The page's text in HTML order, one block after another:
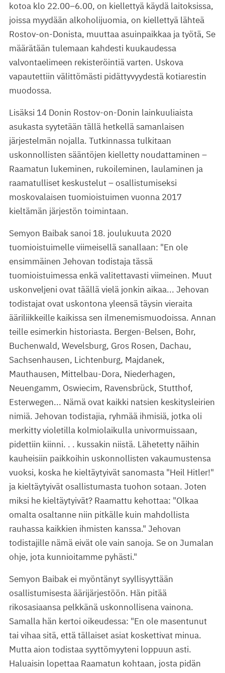
kotoa klo 22.00–6.00, on kiellettyä käydä laitoksissa,
joissa myydään alkoholijuomia, on kiellettyä lähteä
Rostov-on-Donista, muuttaa asuinpaikkaa ja työtä, Se
määrätään tulemaan kahdesti kuukaudessa
valvontaelimeen rekisteröintiä varten. Uskova
vapautettiin välittömästi pidättyvyydestä kotiarestin
muodossa.
Lisäksi 14 Donin Rostov-on-Donin lainkuuliaista
asukasta syytetään tällä hetkellä samanlaisen
järjestelmän nojalla. Tutkinnassa tulkitaan
uskonnollisten sääntöjen kielletty noudattaminen –
Raamatun lukeminen, rukoileminen, laulaminen ja
raamatulliset keskustelut – osallistumiseksi
moskovalaisen tuomioistuimen vuonna 2017
kieltämän järjestön toimintaan.
Semyon Baibak sanoi 18. joulukuuta 2020
tuomioistuimelle viimeisellä sanallaan: "En ole
ensimmäinen Jehovan todistaja tässä
tuomioistuimessa enkä valitettavasti viimeinen. Muut
uskonveljeni ovat täällä vielä jonkin aikaa... Jehovan
todistajat ovat uskontona yleensä täysin vieraita
ääriliikkeille kaikissa sen ilmenemismuodoissa. Annan
teille esimerkin historiasta. Bergen-Belsen, Bohr,
Buchenwald, Wevelsburg, Gros Rosen, Dachau,
Sachsenhausen, Lichtenburg, Majdanek,
Mauthausen, Mittelbau-Dora, Niederhagen,
Neuengamm, Oswiecim, Ravensbrück, Stutthof,
Esterwegen... Nämä ovat kaikki natsien keskitysleirien
nimiä. Jehovan todistajia, ryhmää ihmisiä, jotka oli
merkitty violetilla kolmiolaikulla univormuissaan,
pidettiin kiinni. . . kussakin niistä. Lähetetty näihin
kauheisiin paikkoihin uskonnollisten vakaumustensa
vuoksi, koska he kieltäytyivät sanomasta "Heil Hitler!"
ja kieltäytyivät osallistumasta tuohon sotaan. Joten
miksi he kieltäytyivät? Raamattu kehottaa: "Olkaa
omalta osaltanne niin pitkälle kuin mahdollista
rauhassa kaikkien ihmisten kanssa." Jehovan
todistajille nämä eivät ole vain sanoja. Se on Jumalan
ohje, jota kunnioitamme pyhästi."
Semyon Baibak ei myöntänyt syyllisyyttään
osallistumisesta äärijärjestöön. Hän pitää
rikosasiaansa pelkkänä uskonnollisena vainona.
Samalla hän kertoi oikeudessa: "En ole masentunut
tai vihaa sitä, että tällaiset asiat koskettivat minua.
Mutta aion todistaa syyttömyyteni loppuun asti.
Haluaisin lopettaa Raamatun kohtaan, josta pidän